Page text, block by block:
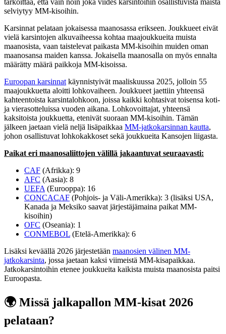
tarkoittaa, että vain noin joka viides karsintoihin osallistuvista maista
selviytyy MM-kisoihin.
Karsinnat pelataan jokaisessa maanosassa erikseen. Joukkueet eivät
vielä karsintojen alkuvaiheessa kohtaa maajoukkueita muista
maanosista, vaan taistelevat paikasta MM-kisoihin muiden oman
maanosansa maiden kanssa. Jokaisella maanosalla on myös ennalta
määrätty määrä paikkoja MM-kisoissa.
Euroopan karsinnat käynnistyivät maaliskuussa 2025, jolloin 55
maajoukkuetta aloitti lohkovaiheen. Joukkueet jaettiin yhteensä
kahteentoista karsintalohkoon, joissa kaikki kohtasivat toisensa koti-
ja vierasotteluissa vuoden aikana. Lohkovoittajat, yhteensä
kaksitoista joukkuetta, etenivät suoraan MM-kisoihin. Tämän
jälkeen jaetaan vielä neljä lisäpaikkaa MM-jatkokarsinnan kautta,
johon osallistuvat lohkokakkoset sekä joukkueita Kansojen liigasta.
Paikat eri maanosaliittojen välillä jakaantuvat seuraavasti:
CAF (Afrikka): 9
AFC (Aasia): 8
UEFA (Eurooppa): 16
CONCACAF (Pohjois- ja Väli-Amerikka): 3 (lisäksi USA,
Kanada ja Meksiko saavat järjestäjämaina paikat MM-
kisoihin)
OFC (Oseania): 1
CONMEBOL (Etelä-Amerikka): 6
Lisäksi keväällä 2026 järjestetään maanosien välinen MM-
jatkokarsinta, jossa jaetaan kaksi viimeistä MM-kisapaikkaa.
Jatkokarsintoihin etenee joukkueita kaikista muista maanosista paitsi
Euroopasta.
🌍 Missä jalkapallon MM-kisat 2026
pelataan?